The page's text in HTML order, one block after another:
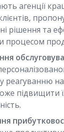
агенції
рішення та
процесом
на
підвищити